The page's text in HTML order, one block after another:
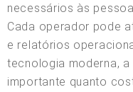
necessários às
Cada operador pode
e relatórios
tecnologia moderna,
importante quanto